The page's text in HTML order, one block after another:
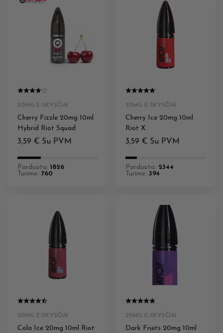
20MG E-SKYSČIAI
Cherry Fizzle 20mg 10ml
Hybrid Riot Squad
3,59 € Su PVM
Parduota: 1826
Turime: 760
20MG E-SKYSČIAI
Cherry Ice 20mg 10ml
Riot X
3,59 € Su PVM
Parduota: 2344
Turime: 394
20MG E-SKYSČIAI
Cola Ice 20mg 10ml Riot
20MG E-SKYSČIAI
Dark Fruits 20mg 10ml